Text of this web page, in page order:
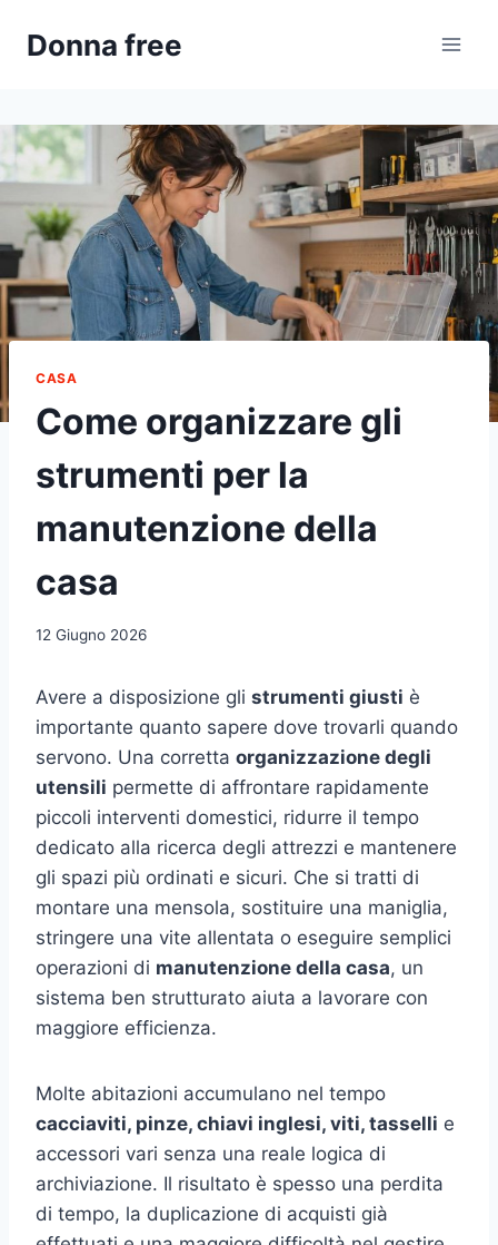
Donna free
CASA
Come organizzare gli
strumenti per la
manutenzione della
casa
12 Giugno 2026
Avere a disposizione gli strumenti giusti è
importante quanto sapere dove trovarli quando
servono. Una corretta organizzazione degli
utensili permette di affrontare rapidamente
piccoli interventi domestici, ridurre il tempo
dedicato alla ricerca degli attrezzi e mantenere
gli spazi più ordinati e sicuri. Che si tratti di
montare una mensola, sostituire una maniglia,
stringere una vite allentata o eseguire semplici
operazioni di manutenzione della casa, un
sistema ben strutturato aiuta a lavorare con
maggiore efficienza.
Molte abitazioni accumulano nel tempo
cacciaviti, pinze, chiavi inglesi, viti, tasselli e
accessori vari senza una reale logica di
archiviazione. Il risultato è spesso una perdita
di tempo, la duplicazione di acquisti già